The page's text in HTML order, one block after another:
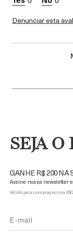
Denunciar esta
SEJA O
GANHE R$ 200 NA
Assine nossa newsletter
Válido para compras acima R$